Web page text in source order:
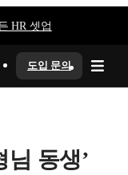
HR 셋업
도입 문의
님 동생’